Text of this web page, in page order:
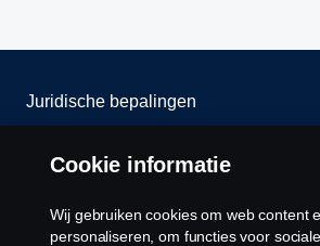
Juridische bepalingen
Privacy verklaring
Contact
Cookie informatie
Wij gebruiken cookies om web content
personaliseren, om functies voor